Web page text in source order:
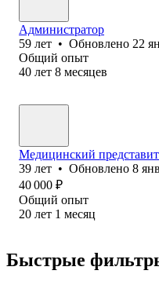
Администратор
59 лет • Обновлено 22
Общий опыт
40 лет 8 месяцев
Медицинский
39 лет • Обновлено 8
40 000 ₽
Общий опыт
20 лет 1 месяц
Быстрые